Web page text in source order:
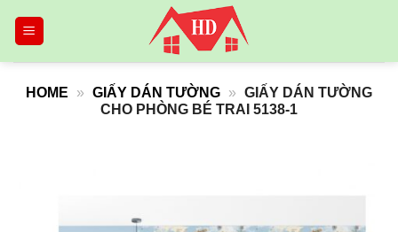
HOME » GIẤY DÁN TƯỜNG » GIẤY DÁN TƯỜNG
CHO PHÒNG BÉ TRAI 5138-1